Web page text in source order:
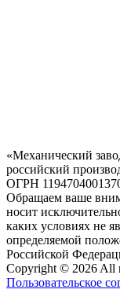
«Механический
российский
ОГРН
Обращаем ваше
носит
каких условиях не
определяемой
Российской
Copyright © 2026 All
Пользовательское